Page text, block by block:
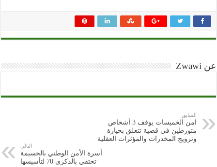
عن Zwawi
السابق
امن الخميسات يوقف 3 أشخاص
متورطين في قضية تتعلق بحيازة
وترويج المخدرات والمؤثرات العقلية
التالي
أسرة الأمن الوطني بالحسيمة
تحتفي بالذكرى 70 لتأسيسها